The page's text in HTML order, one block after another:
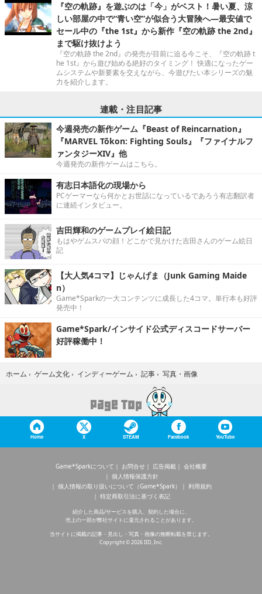
『空の軌跡』を遊ぶのは「今」がベスト！暑い夏、涼
しい部屋の中で“青い空”が似合う大冒険へ―最安値で
セール中の『the 1st』から新作『空の軌跡 the 2nd』
まで駆け抜けよう
『空の軌跡 the 2nd』の発売が目前に迫る今こそ、『空の軌跡 t
he 1st』から遊び始める絶好のタイミング！ 快適になったゲー
ムシステムや新要素を交えながら、今遊びたい本シリーズの魅
力を紹介します。
連載・注目記事
今週発売の新作ゲーム『Beast of Reincarnation』
『MARVEL Tōkon: Fighting Souls』『ファイナルフ
ァンタジーXIV』他
今週発売の新作ゲームはこちら。
有志日本語化の現場から
PCゲーマーなら何かとお世話になっているであろう有志翻訳者
に連続インタビュー。
吉田輝和のゲームプレイ絵日記
もはやゲムスパの顔！どこかで見かけた吉田さんのゲーム絵日
記
【大人気4コマ】じゃんげま（Junk Gaming Maide
n）
Game*Sparkの一大コンテンツに成長した4コマ。単行本も好評
発売中！
Game*Spark/インサイド公式ディスコードサーバー
好評稼働中！
ホーム › ゲーム文化 › インディーゲーム › 記事 › 写真・画像
Home X STEAM Facebook YouTube
Game*Sparkについて お問合せ 広告掲載
会社概要
個人情報保護方針
個人情報の取り扱いについて（Game*Spark）
利用規約
特定商取引法に基づく表記
紹介した商品/サービスを購入、契約した場合に、
売上の一部が弊社サイトに還元されることがあります。
当サイトに掲載の記事・見出し・写真・画像の無断転載を禁じます。
Copyright © 2026 IID, Inc.